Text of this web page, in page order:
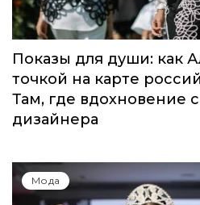
Показы для души: как
точкой на карте
Там, где вдохновение
дизайнера
Мода